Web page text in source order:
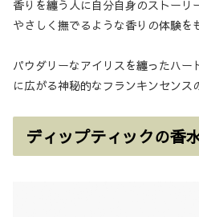
香りを纏う人に自分自身のストーリ
やさしく撫でるような香りの体験を
パウダリーなアイリスを纏ったハー
に広がる神秘的なフランキンセンス
ディップティックの香